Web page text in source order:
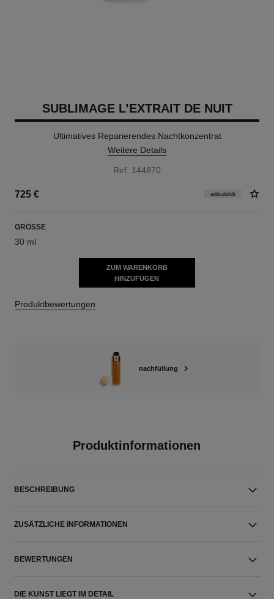
SUBLIMAGE L’EXTRAIT DE NUIT
Ultimatives Reparierendes Nachtkonzentrat
Weitere Details
Ref. 144870
725 € exklusivität
GRÖSSE
30 ml
ZUM WARENKORB
HINZUFÜGEN
Produktbewertungen
nachfüllung
Produktinformationen
BESCHREIBUNG
ZUSÄTZLICHE INFORMATIONEN
BEWERTUNGEN
DIE KUNST LIEGT IM DETAIL